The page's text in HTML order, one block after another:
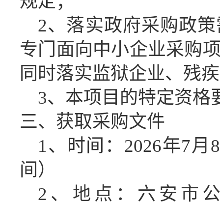
2、落实政府采购政
专门面向中小企业采购
同时落实监狱企业、残
3、本项目的特定资格
三、获取采购文件
1、时间：2026年7月
间）
2、地点：六安市